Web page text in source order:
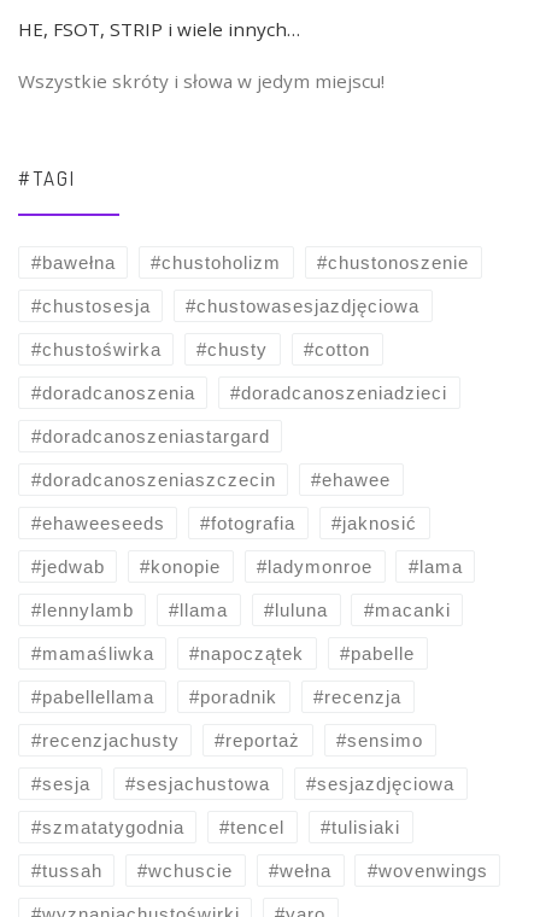
HE, FSOT, STRIP i wiele innych…
Wszystkie skróty i słowa w jedym miejscu!
#TAGI
#bawełna #chustoholizm #chustonoszenie
#chustosesja #chustowasesjazdjęciowa
#chustoświrka #chusty #cotton
#doradcanoszenia #doradcanoszeniadzieci
#doradcanoszeniastargard
#doradcanoszeniaszczecin #ehawee
#ehaweeseeds #fotografia #jaknosić
#jedwab #konopie #ladymonroe #lama
#lennylamb #llama #luluna #macanki
#mamaśliwka #napoczątek #pabelle
#pabellellama #poradnik #recenzja
#recenzjachusty #reportaż #sensimo
#sesja #sesjachustowa #sesjazdjęciowa
#szmatatygodnia #tencel #tulisiaki
#tussah #wchuscie #wełna #wovenwings